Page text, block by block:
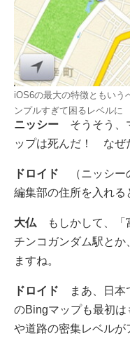
iOS6の最大の特徴ともいう
ンプルすぎて困るレベルに
ニッシー そうそう、
ップは死んだ！ なぜ
ドロイド （ニッシー
編集部の住所を入れる
大仏 もしかして、「
チンコガンダム駅とか
ますね。
ドロイド まあ、日本
のBingマップも最初
や道路の密集レベルが